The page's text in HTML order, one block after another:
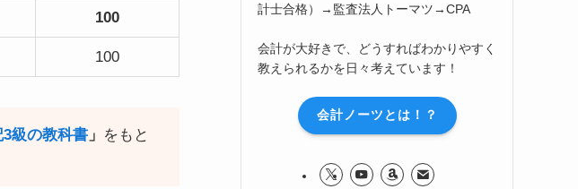
100
100
級の教科書 」 をもと
計士合格）→監査法人トーマツ→CPA
会計が大好きで、どうすればわかりやすく
教えられるかを日々考えています！
会計ノーツとは！？